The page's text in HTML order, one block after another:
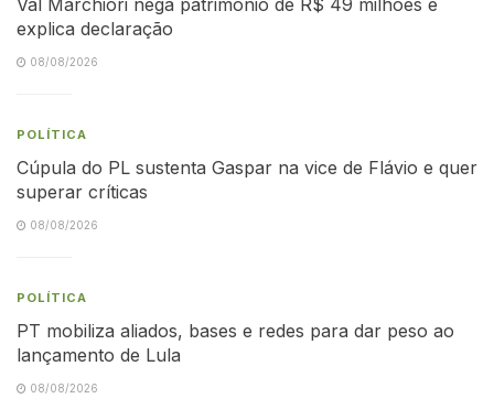
explica declaração
08/08/2026
POLÍTICA
Cúpula do PL sustenta Gaspar na vice de Flávio e quer
superar críticas
08/08/2026
POLÍTICA
PT mobiliza aliados, bases e redes para dar peso ao
lançamento de Lula
08/08/2026